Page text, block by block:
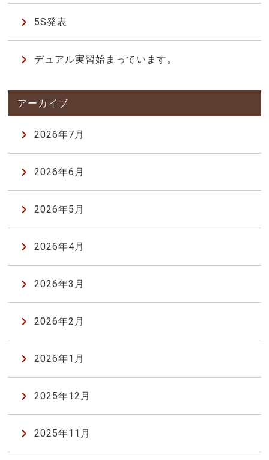
5S発表
デュアル実習始まっています。
2026年7月
2026年6月
2026年5月
2026年4月
2026年3月
2026年2月
2026年1月
2025年12月
2025年11月